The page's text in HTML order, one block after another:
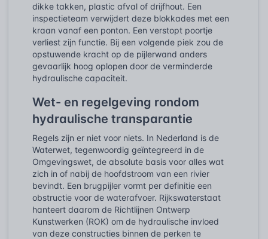
dikke takken, plastic afval of drijfhout. Een
inspectieteam verwijdert deze blokkades met een
kraan vanaf een ponton. Een verstopt poortje
verliest zijn functie. Bij een volgende piek zou de
opstuwende kracht op de pijlerwand anders
gevaarlijk hoog oplopen door de verminderde
hydraulische capaciteit.
Wet- en regelgeving rondom
hydraulische transparantie
Regels zijn er niet voor niets. In Nederland is de
Waterwet, tegenwoordig geïntegreerd in de
Omgevingswet, de absolute basis voor alles wat
zich in of nabij de hoofdstroom van een rivier
bevindt. Een brugpijler vormt per definitie een
obstructie voor de waterafvoer. Rijkswaterstaat
hanteert daarom de Richtlijnen Ontwerp
Kunstwerken (ROK) om de hydraulische invloed
van deze constructies binnen de perken te